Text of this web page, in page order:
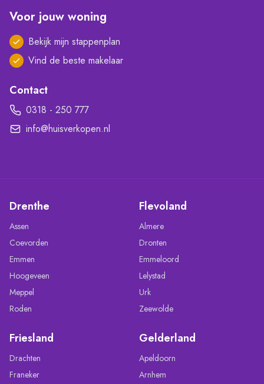
Voor jouw woning
Bekijk mijn stappenplan
Vind de beste makelaar
Contact
0318 - 250 777
info@huisverkopen.nl
Drenthe
Assen
Coevorden
Emmen
Hoogeveen
Meppel
Roden
Flevoland
Almere
Dronten
Emmeloord
Lelystad
Urk
Zeewolde
Friesland
Drachten
Franeker
Gelderland
Apeldoorn
Arnhem